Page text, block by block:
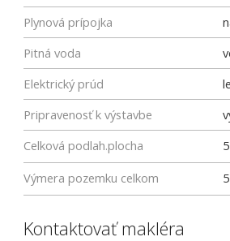
Plynová prípojka
Pitná voda
Elektrický prúd
Pripravenosť k výstavbe
Celková podlah.plocha
Výmera pozemku celkom
Kontaktovať makléra